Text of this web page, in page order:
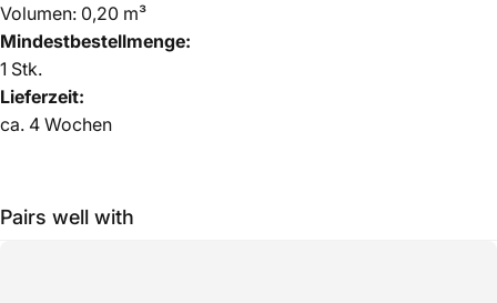
Volumen: 0,20 m³
Mindestbestellmenge:
1 Stk.
Lieferzeit:
ca. 4 Wochen
Pairs well with